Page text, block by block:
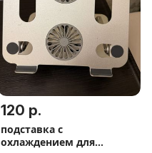
120 р.
подставка с
охлаждением для